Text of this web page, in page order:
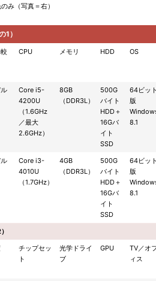
み（写真＝右）
1）
CPU メモリ HDD OS
Core i5-
4200U
（1.6GHz
／最大
2.6GHz）
8GB
（DDR3L）
500G
バイト
HDD＋
16Gバ
イト
SSD
64ビッ
版
8.1
Core i3-
4010U
（1.7GHz）
4GB
（DDR3L）
500G
バイト
HDD＋
16Gバ
イト
SSD
64ビッ
版
8.1
チップセッ
ト
光学ドライ
ブ
GPU
TV／オ
ィス